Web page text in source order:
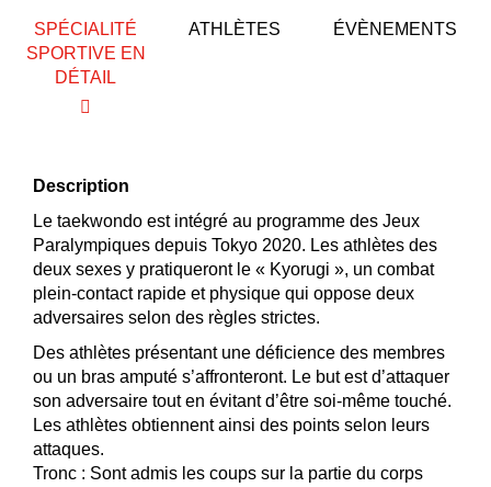
SPÉCIALITÉ
SPORTIVE EN
DÉTAIL
ATHLÈTES ÉVÈNEMENTS
Description
Le taekwondo est intégré au programme des Jeux
Paralympiques depuis Tokyo 2020. Les athlètes des
deux sexes y pratiqueront le « Kyorugi », un combat
plein-contact rapide et physique qui oppose deux
adversaires selon des règles strictes.
Des athlètes présentant une déficience des membres
ou un bras amputé s’affronteront. Le but est d’attaquer
son adversaire tout en évitant d’être soi-même touché.
Les athlètes obtiennent ainsi des points selon leurs
attaques.
Tronc : Sont admis les coups sur la partie du corps